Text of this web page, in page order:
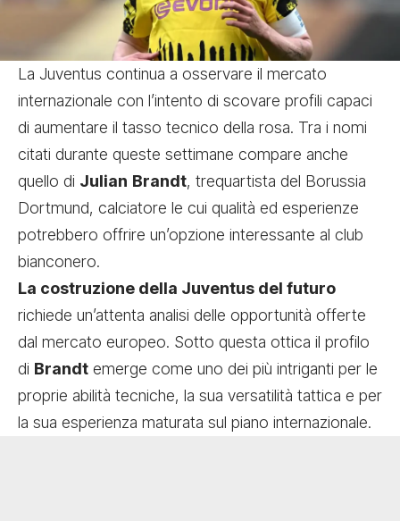
La Juventus continua a osservare il mercato
internazionale con l’intento di scovare profili capaci
di aumentare il tasso tecnico della rosa. Tra i nomi
citati durante queste settimane compare anche
quello di Julian Brandt, trequartista del Borussia
Dortmund, calciatore le cui qualità ed esperienze
potrebbero offrire un’opzione interessante al club
bianconero.
La costruzione della Juventus del futuro
richiede un’attenta analisi delle opportunità offerte
dal mercato europeo. Sotto questa ottica il profilo
di Brandt emerge come uno dei più intriganti per le
proprie abilità tecniche, la sua versatilità tattica e per
la sua esperienza maturata sul piano internazionale.